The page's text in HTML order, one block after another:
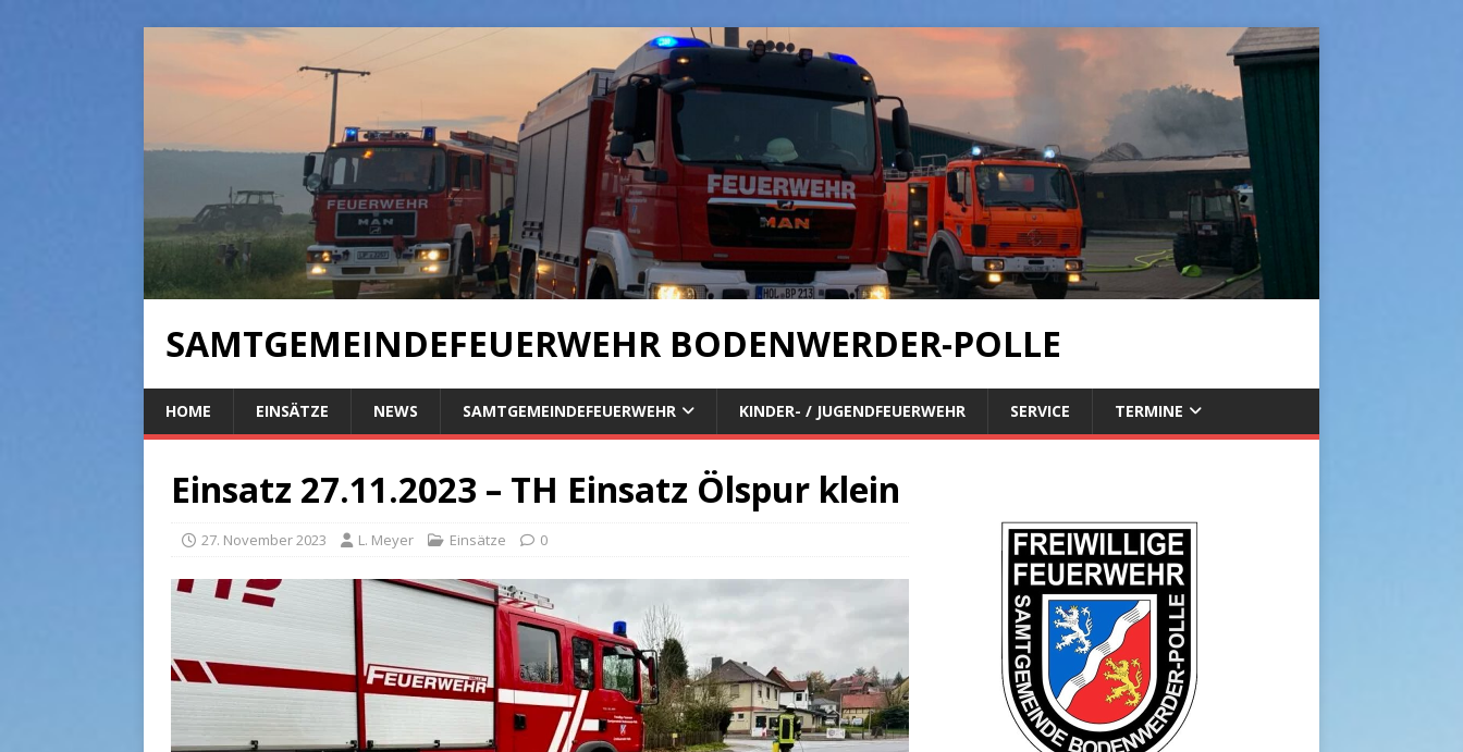
SAMTGEMEINDEFEUERWEHR BODENWERDER-POLLE
HOME EINSÄTZE NEWS SAMTGEMEINDEFEUERWEHR KINDER- / JUGENDFEUERWEHR SERVICE TERMINE
Einsatz 27.11.2023 – TH Einsatz Ölspur klein
27. November 2023 L. Meyer Einsätze 0